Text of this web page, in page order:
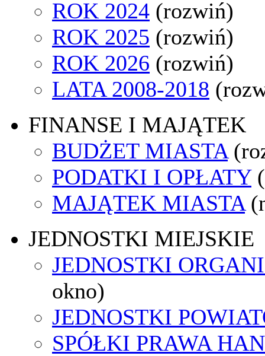
ROK 2024 (rozwiń)
ROK 2025 (rozwiń)
ROK 2026 (rozwiń)
LATA 2008-2018
FINANSE I MAJĄTEK
BUDŻET MIASTA
PODATKI I OPŁATY
MAJĄTEK MIASTA
JEDNOSTKI MIEJSKIE
JEDNOSTKI
okno)
JEDNOSTKI
SPÓŁKI PRAWA